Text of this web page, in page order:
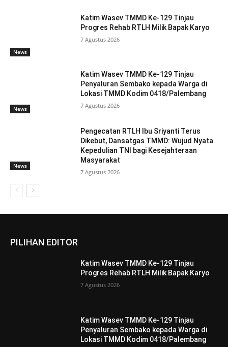
News
Katim Wasev TMMD Ke-129 Tinjau
Progres Rehab RTLH Milik Bapak Karyo
7 Agustus 2026
News
Katim Wasev TMMD Ke-129 Tinjau
Penyaluran Sembako kepada Warga di
Lokasi TMMD Kodim 0418/Palembang
7 Agustus 2026
News
Pengecatan RTLH Ibu Sriyanti Terus
Dikebut, Dansatgas TMMD: Wujud Nyata
Kepedulian TNI bagi Kesejahteraan
Masyarakat
7 Agustus 2026
PILIHAN EDITOR
Katim Wasev TMMD Ke-129 Tinjau
Progres Rehab RTLH Milik Bapak Karyo
7 Agustus 2026
Katim Wasev TMMD Ke-129 Tinjau
Penyaluran Sembako kepada Warga di
Lokasi TMMD Kodim 0418/Palembang